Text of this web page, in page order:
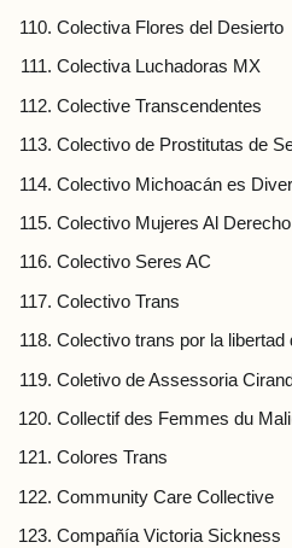
Colectiva Flores del Desierto
Colectiva Luchadoras MX
Colective Transcendentes
Colectivo de Prostitutas de
Colectivo Michoacán es
Colectivo Mujeres Al Derecho
Colectivo Seres AC
Colectivo Trans
Colectivo trans por la libertad
Coletivo de Assessoria
Collectif des Femmes du
Colores Trans
Community Care Collective
Compañía Victoria Sickness